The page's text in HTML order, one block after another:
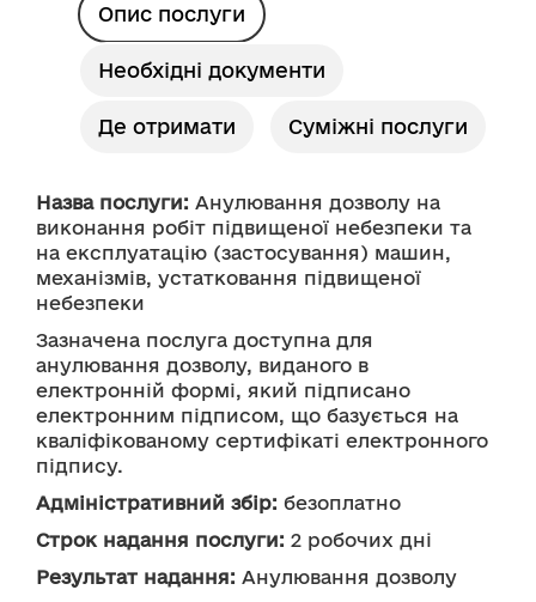
Опис послуги
Необхідні документи
Де отримати Суміжні послуги
Назва послуги: Анулювання дозволу на
виконання робіт підвищеної небезпеки та
на експлуатацію (застосування) машин,
механізмів, устатковання підвищеної
небезпеки
Зазначена послуга доступна для
анулювання дозволу, виданого в
електронній формі, який підписано
електронним підписом, що базується на
кваліфікованому сертифікаті електронного
підпису.
Адміністративний збір: безоплатно
Строк надання послуги: 2 робочих дні
Результат надання: Анулювання дозволу